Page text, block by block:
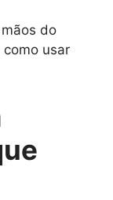
do
como usar